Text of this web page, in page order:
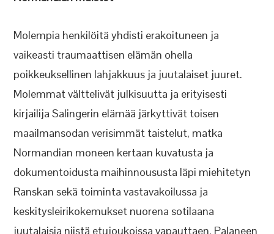
Molempia henkilöitä yhdisti erakoituneen ja
vaikeasti traumaattisen elämän ohella
poikkeuksellinen lahjakkuus ja juutalaiset juuret.
Molemmat välttelivät julkisuutta ja erityisesti
kirjailija Salingerin elämää järkyttivät toisen
maailmansodan verisimmät taistelut, matka
Normandian moneen kertaan kuvatusta ja
dokumentoidusta maihinnoususta läpi miehitetyn
Ranskan sekä toiminta vastavakoilussa ja
keskitysleirikokemukset nuorena sotilaana
juutalaisia niistä etujoukoissa vapauttaen. Palaneen